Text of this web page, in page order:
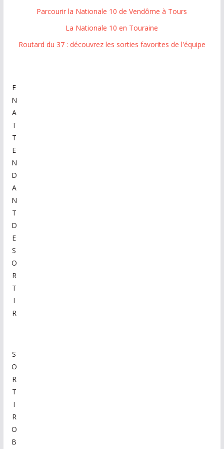
Parcourir la Nationale 10 de Vendôme à Tours
La Nationale 10 en Touraine
Routard du 37 : découvrez les sorties favorites de l'équipe
E
N
A
T
T
E
N
D
A
N
T
D
E
S
O
R
T
I
R
S
O
R
T
I
R
O
B